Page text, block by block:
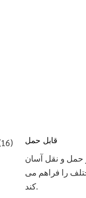
قابل حمل
حمل و نقل آسان
را فراهم می
کند.